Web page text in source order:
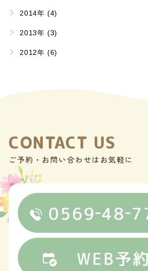
2014年 (4)
2013年 (3)
2012年 (6)
CONTACT US
ご予約・お問い合わせはお気軽に